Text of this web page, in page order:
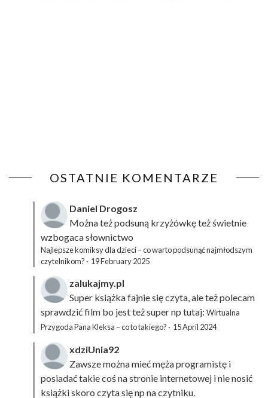
OSTATNIE KOMENTARZE
Daniel Drogosz
Można też podsuną krzyżówkęteż świetnie
wzbogaca słownictwo
Najlepsze komiksy dla dzieci – co warto podsunąć najmłodszym
czytelnikom? · 19 February 2025
zalukajmy.pl
Super książka fajnie się czyta, ale też polecam
sprawdzić film bo jest też super np tutaj: Wirtualna
Przygoda Pana Kleksa – co to takiego? · 15 April 2024
xdziUnia92
Zawsze można mieć męża programistę i
posiadać takie coś na stronie internetowej i nie nosić
książki skoro czyta się np na czytniku.